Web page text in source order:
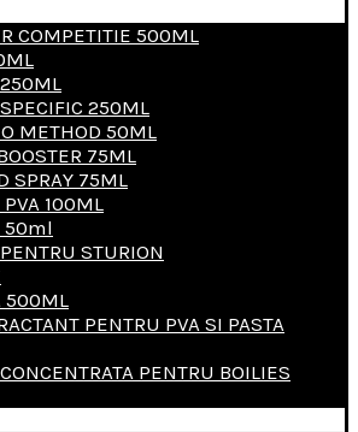
COMPETITIE 500ML
250ML
METHOD 50ML
75ML
SPRAY 75ML
100ML
50ml
STURION
500ML
PENTRU PVA SI PASTA
PENTRU BOILIES